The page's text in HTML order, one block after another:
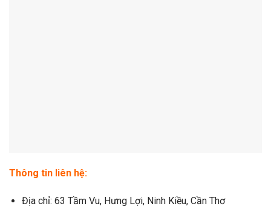
Thông tin liên hệ:
Địa chỉ: 63 Tầm Vu, Hưng Lợi, Ninh Kiều, Cần Thơ